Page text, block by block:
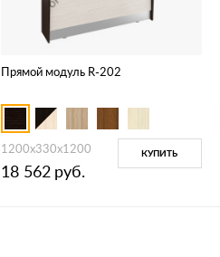
Прямой модуль R-202
1200х330х1200
18 562 руб.
КУПИТЬ